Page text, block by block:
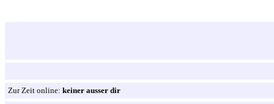
Zur Zeit online: keiner ausser dir